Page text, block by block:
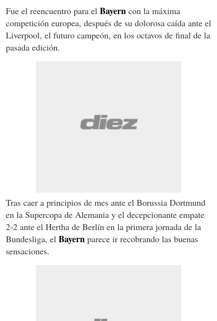
Fue el reencuentro para el Bayern con la máxima
competición europea, después de su dolorosa caída ante el
Liverpool, el futuro campeón, en los octavos de final de la
pasada edición.
Tras caer a principios de mes ante el Borussia Dortmund
en la Supercopa de Alemania y el decepcionante empate
2-2 ante el Hertha de Berlín en la primera jornada de la
Bundesliga, el Bayern parece ir recobrando las buenas
sensaciones.